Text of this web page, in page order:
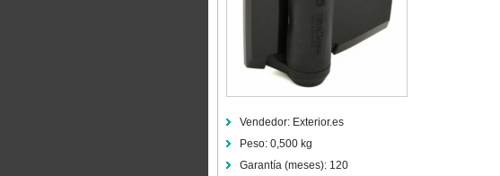
Vendedor: Exterior.es
Peso: 0,500 kg
Garantía (meses): 120